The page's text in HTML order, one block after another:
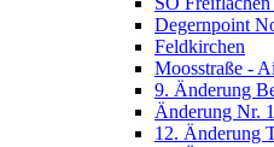
Degernpoint
Feldkirchen
Moosstraße -
9. Änderung
Änderung Nr.
12. Änderung